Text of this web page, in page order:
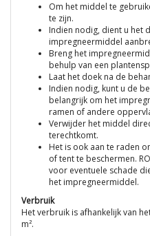
Om het middel te
te zijn.
Indien nodig, dient u het
impregneermiddel
Breng het
behulp van een
Laat het doek na de
Indien nodig, kunt u de
belangrijk om het
ramen of andere
Verwijder het middel
terechtkomt.
Het is ook aan te raden
of tent te beschermen.
voor eventuele schade
het impregneermiddel.
Verbruik
Het verbruik is afhankelijk van
m².